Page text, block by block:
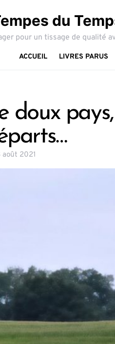
du
pour un tissage de qualité
ACCUEIL LIVRES PARUS
doux
août 2021